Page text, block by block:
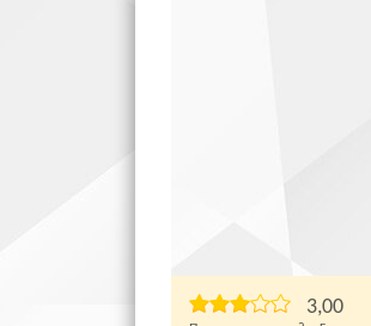
3,00